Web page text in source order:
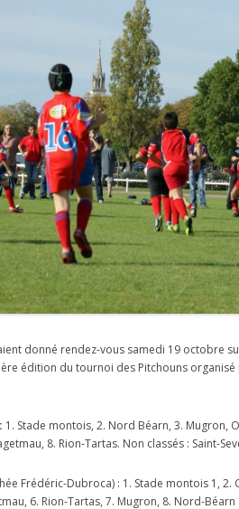
donné rendez-vous samedi 19 octobre
édition du tournoi des Pitchouns organisé
1. Stade montois, 2. Nord Béarn, 3. Mugron,
8. Rion-Tartas. Non classés : Saint-
Frédéric-Dubroca) : 1. Stade montois 1, 2.
6. Rion-Tartas, 7. Mugron, 8. Nord-Béarn